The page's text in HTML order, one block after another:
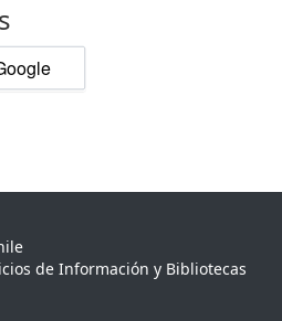
de Información y Bibliotecas